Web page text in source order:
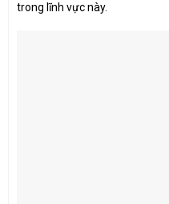
trong lĩnh vực này.